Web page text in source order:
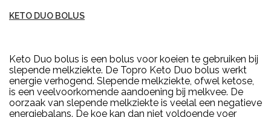
KETO DUO BOLUS
Keto Duo bolus is een bolus voor koeien te gebruiken bij
slepende melkziekte. De Topro Keto Duo bolus werkt
energie verhogend. Slepende melkziekte, ofwel ketose,
is een veelvoorkomende aandoening bij melkvee. De
oorzaak van slepende melkziekte is veelal een negatieve
energiebalans. De koe kan dan niet voldoende voer